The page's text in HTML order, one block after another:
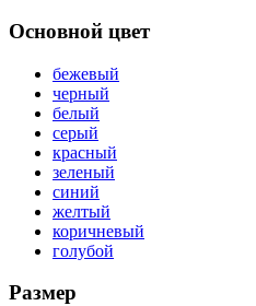
Основной цвет
бежевый
черный
белый
серый
красный
зеленый
синий
желтый
коричневый
голубой
Размер